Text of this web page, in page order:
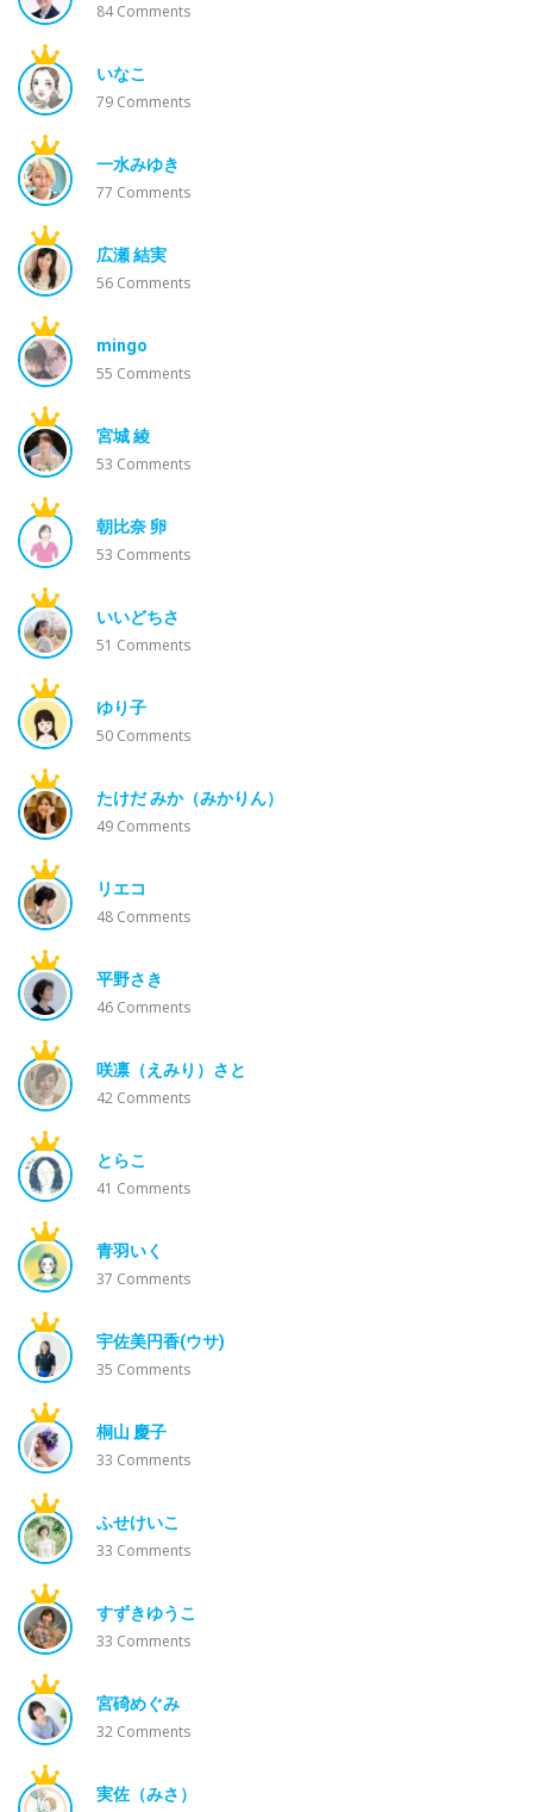
84Comments
いなこ
79 Comments
一水みゆき
77 Comments
広瀬 結実
56 Comments
mingo
55 Comments
宮城 綾
53 Comments
朝比奈 卵
53 Comments
いいどちさ
51 Comments
ゆり子
50 Comments
たけだ みか（みかりん）
49 Comments
リエコ
48 Comments
平野さき
46 Comments
咲凛（えみり）さと
42 Comments
とらこ
41 Comments
青羽いく
37 Comments
宇佐美円香(ウサ)
35 Comments
桐山 慶子
33 Comments
ふせけいこ
33 Comments
すずきゆうこ
33 Comments
宮碕めぐみ
32 Comments
実佐（みさ）